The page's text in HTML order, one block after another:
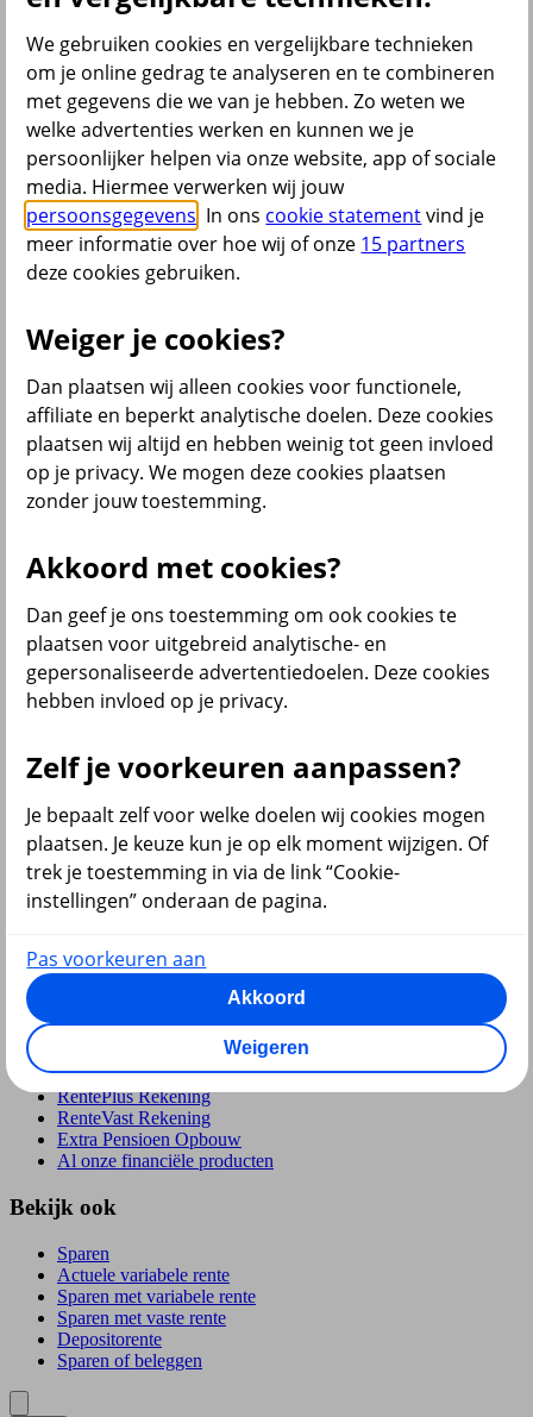
Bekijk ook
All Risk Autoverzekering
Car insurance Netherlands
Groene kaart auto
Kentekencheck
WA Autoverzekering
WA+ Beperkt Casco Autoverzekering
Bakfiets verzekeren
Collectiviteitskorting
Schade melden
Wijzigen uitvaartverzekering
terug
Beleggen
Beleggingsrekening
Beleggen
Starten met beleggen
Beleggen voor beginners
Pensioen beleggen
Periodiek beleggen
Rendement berekenen
Beleggen in beleggingsfondsen
Beleggingsfonds update
Verantwoord beleggen
Beleggen met onze app
Sparen of beleggen
terug
Sparen
RentePlús Rekening
RenteVast Rekening
Extra Pensioen Opbouw
Al onze financiële producten
Bekijk ook
Sparen
Actuele variabele rente
Sparen met variabele rente
Sparen met vaste rente
Depositorente
Sparen of beleggen
We gebruiken cookies en vergelijkbare technieken
om je online gedrag te analyseren en te combineren
met gegevens die we van je hebben. Zo weten we
welke advertenties werken en kunnen we je
persoonlijker helpen via onze website, app of sociale
media. Hiermee verwerken wij jouw
persoonsgegevens . In ons cookie statementvind je
meer informatie over hoe wij of onze 15 partners
deze cookies gebruiken.
Weiger je cookies?
Dan plaatsen wij alleen cookies voor functionele,
affiliate en beperkt analytische doelen. Deze cookies
plaatsen wij altijd en hebben weinig tot geen invloed
op je privacy. We mogen deze cookies plaatsen
zonder jouw toestemming.
Akkoord met cookies?
Dan geef je ons toestemming om ook cookies te
plaatsen voor uitgebreid analytische- en
gepersonaliseerde advertentiedoelen. Deze cookies
hebben invloed op je privacy.
Zelf je voorkeuren aanpassen?
Je bepaalt zelf voor welke doelen wij cookies mogen
plaatsen. Je keuze kun je op elk moment wijzigen. Of
trek je toestemming in via de link “Cookie-
instellingen” onderaan de pagina.
Pas voorkeuren aan
Akkoord
Weigeren